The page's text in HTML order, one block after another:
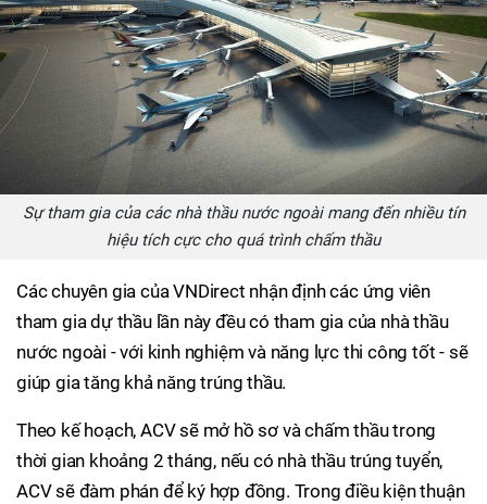
Sự tham gia của các nhà thầu nước ngoài mang đến nhiều tín
hiệu tích cực cho quá trình chấm thầu
Các chuyên gia của VNDirect nhận định các ứng viên
tham gia dự thầu lần này đều có tham gia của nhà thầu
nước ngoài - với kinh nghiệm và năng lực thi công tốt - sẽ
giúp gia tăng khả năng trúng thầu.
Theo kế hoạch, ACV sẽ mở hồ sơ và chấm thầu trong
thời gian khoảng 2 tháng, nếu có nhà thầu trúng tuyển,
ACV sẽ đàm phán để ký hợp đồng. Trong điều kiện thuận